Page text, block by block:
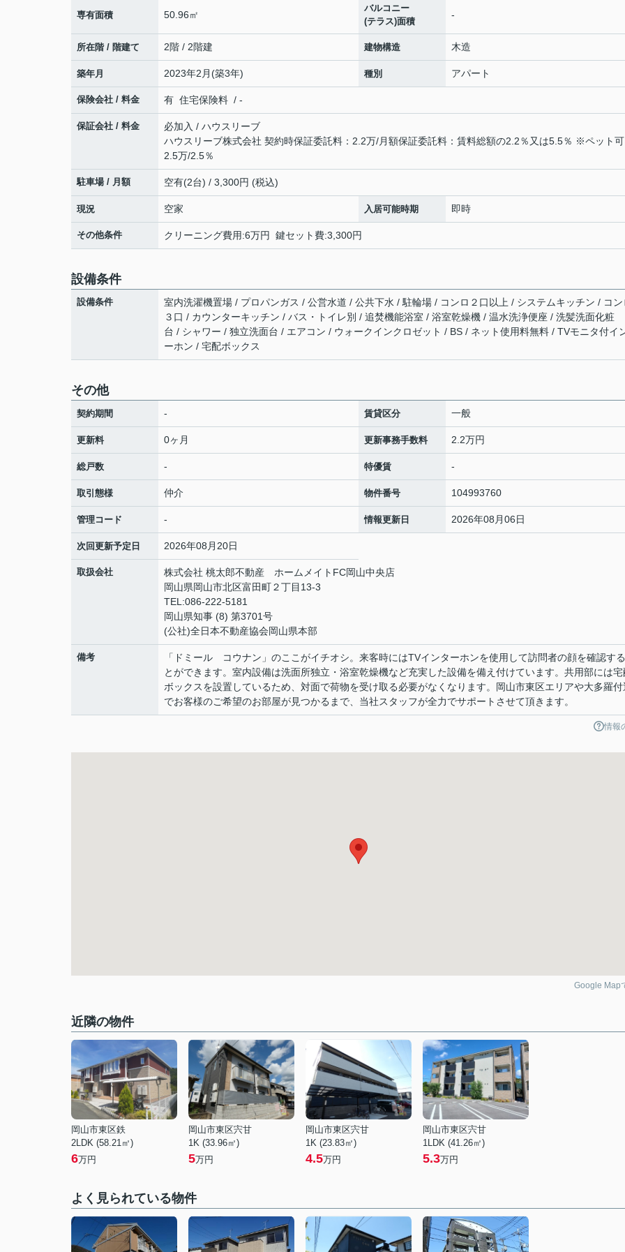
専有面積 50.96㎡
バルコニー
(テラス)面積
-
所在階 / 階建て 2階 / 2階建 建物構造 木造
築年月 2023年2月(築3年) 種別 アパート
保険会社 / 料金 有 住宅保険料 / -
保証会社 / 料金
必加入 / ハウスリーブ
ハウスリーブ株式会社 契約時保証委託料：2.2万/月額保証委託料：賃料総額の2.2％又は5.5％ ※ペット
2.5万/2.5％
駐車場 / 月額 空有(2台) / 3,300円 (税込)
現況 空家 入居可能時期 即時
その他条件 クリーニング費用:6万円 鍵セット費:3,300円
設備条件
設備条件
室内洗濯機置場 / プロパンガス / 公営水道 / 公共下水 / 駐輪場 / コンロ２口以上 / システムキッチン / コン
３口 / カウンターキッチン / バス・トイレ別 / 追焚機能浴室 / 浴室乾燥機 / 温水洗浄便座 / 洗髪洗面化粧
台 / シャワー / 独立洗面台 / エアコン / ウォークインクロゼット / BS / ネット使用料無料 / TVモニタ付イ
ーホン / 宅配ボックス
その他
契約期間 - 賃貸区分 一般
更新料 0ヶ月 更新事務手数料 2.2万円
総戸数 - 特優賃 -
取引態様 仲介 物件番号 104993760
管理コード - 情報更新日 2026年08月06日
次回更新予定日 2026年08月20日
取扱会社
株式会社 桃太郎不動産 ホームメイトFC岡山中央店
岡山県岡山市北区富田町２丁目13-3
TEL:086-222-5181
岡山県知事 (8) 第3701号
(公社)全日本不動産協会岡山県本部
備考
「ドミール コウナン」のここがイチオシ。来客時にはTVインターホンを使用して訪問者の顔を確認す
とができます。室内設備は洗面所独立・浴室乾燥機など充実した設備を備え付けています。共用部には宅
ボックスを設置しているため、対面で荷物を受け取る必要がなくなります。岡山市東区エリアや大多羅付
でお客様のご希望のお部屋が見つかるまで、当社スタッフが全力でサポートさせて頂きます。
情報
Google Map
近隣の物件
岡山市東区鉄
2LDK (58.21㎡)
6万円
岡山市東区宍甘
1K (33.96㎡)
5万円
岡山市東区宍甘
1K (23.83㎡)
4.5万円
岡山市東区宍甘
1LDK (41.26㎡)
5.3万円
よく見られている物件